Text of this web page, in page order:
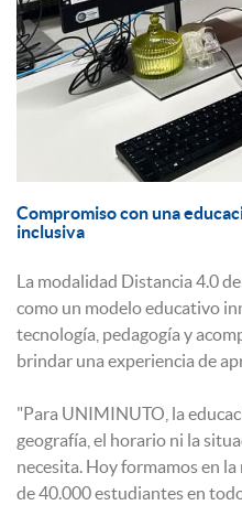
Compromiso con una
inclusiva
La modalidad Distancia 4.0
como un modelo educativo
tecnología, pedagogía y
brindar una experiencia de
"Para UNIMINUTO, la
geografía, el horario ni la
necesita. Hoy formamos en
de 40.000 estudiantes en